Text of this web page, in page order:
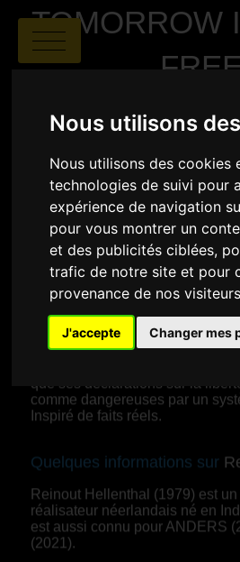
Nous utilisons
Nous utilisons des cookies
technologies de suivi pour
expérience de navigation
pour vous montrer un
et des publicités ciblées,
trafic de notre site et pour
provenance de nos
J'accepte Changer mes
TOMORROW
FREE
Reinout Hellenthal |
SYNOPSIS
Au début des années 1940,
soviétique brutal, Tatiana, une
comme dangereuses par un
Inspiré de faits réels.
Quelques informations sur
Reinout Hellenthal (1979) est
réalisateur néerlandais né en
est aussi connu pour ANDERS
(2021).